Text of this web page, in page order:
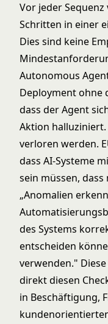
Vor jeder
Schritten in einer
Dies sind keine
Autonomous
Deployment ohne
dass der Agent
Aktion
verloren werden.
dass AI-Systeme
sein müssen,
„Anomalien
des Systems
entscheiden
verwenden."
direkt diesen
in Beschäftigung,